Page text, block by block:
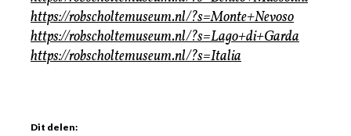
https://robscholtemuseum.nl/?s=Monte+Nevoso
https://robscholtemuseum.nl/?s=Lago+di+Garda
https://robscholtemuseum.nl/?s=Italia
Dit delen: